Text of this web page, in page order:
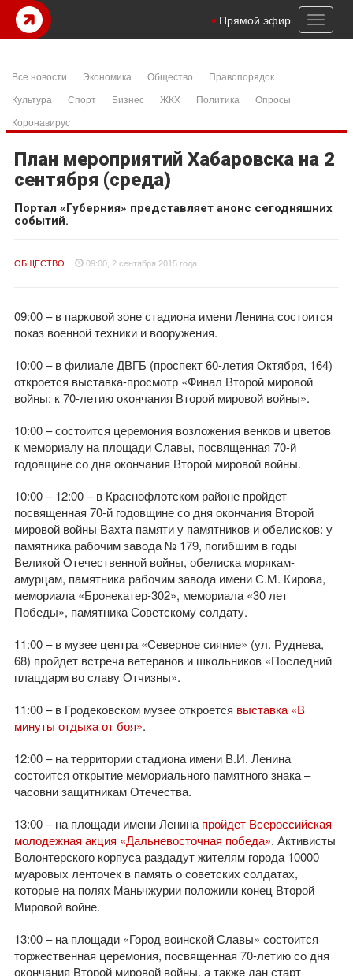
Toggle
Прямой эфир
Все новости Экономика Общество
Правопорядок
Культура
Спорт Бизнес ЖКХ Политика
Опросы
Коронавирус
План мероприятий Хабаровска на 2
сентября (среда)
Портал «Губерния» представляет анонс сегодняшних
событий.
ОБЩЕСТВО 09:00, 2 сентября 2015 года
09:00 – в парковой зоне стадиона имени Ленина состоится
показ военной техники и вооружения.
10:00 – в филиале ДВГБ (проспект 60-летия Октября, 164)
откроется выставка-просмотр «Финал Второй мировой
войны: к 70-летию окончания Второй мировой войны».
10:00 – состоится церемония возложения венков и цветов
к мемориалу на площади Славы, посвященная 70-й
годовщине со дня окончания Второй мировой войны.
10:00 – 12:00 – в Краснофлотском районе пройдет
посвященная 70-й годовщине со дня окончания Второй
мировой войны Вахта памяти у памятников и обелисков: у
памятника рабочим завода № 179, погибшим в годы
Великой Отечественной войны, обелиска морякам-
амурцам, памятника рабочим завода имени С.М. Кирова,
мемориала «Бронекатер-302», мемориала «30 лет
Победы», памятника Советскому солдату.
11:00 – в музее центра «Северное сияние» (ул. Руднева,
68) пройдет встреча ветеранов и школьников «Последний
плацдарм во славу Отчизны».
11:00 – в Гродековском музее откроется выставка «В
минуты отдыха от боя».
12:00 – на территории стадиона имени В.И. Ленина
состоится открытие мемориального памятного знака –
часовни защитникам Отечества.
13:00 – на площади имени Ленина пройдет Всероссийская
молодежная акция «Дальневосточная победа». Активисты
Волонтерского корпуса раздадут жителям города 10000
муаровых ленточек в память о советских солдатах,
которые на полях Маньчжурии положили конец Второй
Мировой войне.
13:00 – на площади «Город воинской Славы» состоится
торжественная церемония, посвященная 70-летию со дня
окончания Второй мировой войны, а также дан старт